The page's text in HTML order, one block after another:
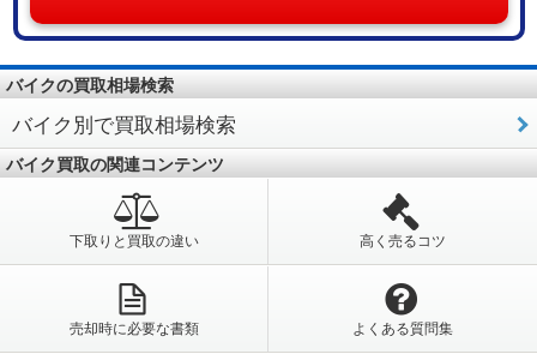
バイクの買取相場検索
バイク別で買取相場検索
バイク買取の関連コンテンツ
下取りと買取の違い 高く売るコツ
売却時に必要な書類 よくある質問集